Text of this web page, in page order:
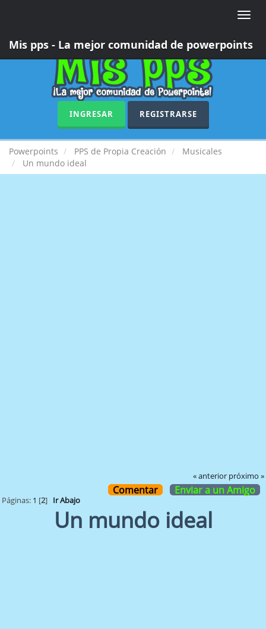
Toggle
Mis pps - La mejor comunidad de powerpoints
INGRESAR REGISTRARSE
Powerpoints PPS de Propia Creación
Musicales
Un mundo ideal
« anterior próximo »
Comentar Enviar a un Amigo
Páginas: 1 [2] Ir Abajo
Un mundo ideal